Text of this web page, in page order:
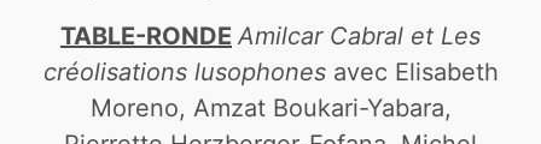
TABLE-RONDE Amilcar Cabral et Les
créolisations lusophonesavec Elisabeth
Moreno, Amzat Boukari-Yabara,